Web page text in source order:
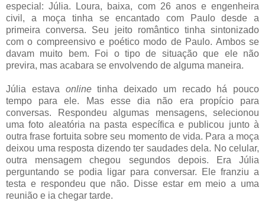
especial: Júlia. Loura, baixa, com 26 anos e engenheira
civil, a moça tinha se encantado com Paulo desde a
primeira conversa. Seu jeito romântico tinha sintonizado
com o compreensivo e poético modo de Paulo. Ambos se
davam muito bem. Foi o tipo de situação que ele não
previra, mas acabara se envolvendo de alguma maneira.
Júlia estava onlinetinha deixado um recado há pouco
tempo para ele. Mas esse dia não era propício para
conversas. Respondeu algumas mensagens, selecionou
uma foto aleatória na pasta específica e publicou junto à
outra frase fortuita sobre seu momento de vida. Para a moça
deixou uma resposta dizendo ter saudades dela. No celular,
outra mensagem chegou segundos depois. Era Júlia
perguntando se podia ligar para conversar. Ele franziu a
testa e respondeu que não. Disse estar em meio a uma
reunião e ia chegar tarde.